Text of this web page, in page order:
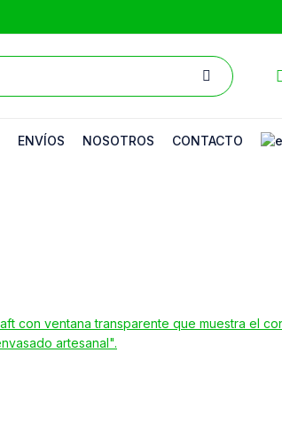
ENVÍOS NOSOTROS CONTACTO